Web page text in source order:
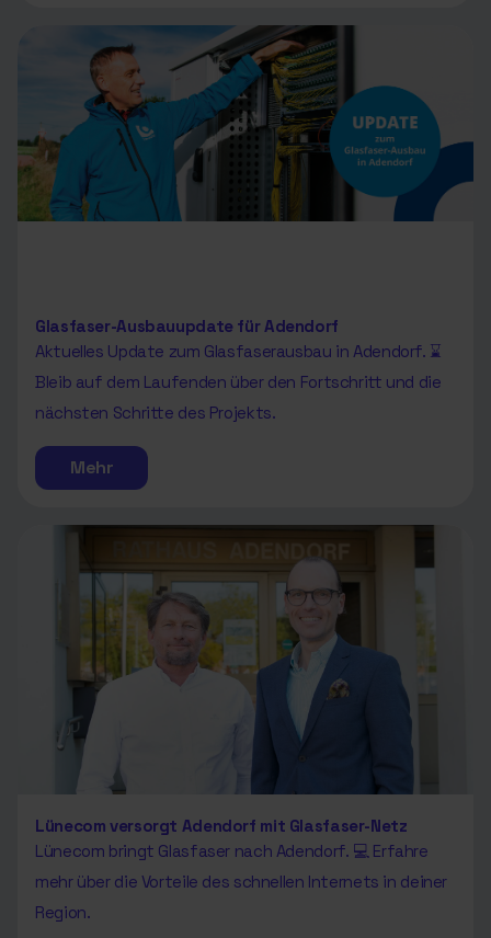
Glasfaser-Ausbauupdate für Adendorf
Aktuelles Update zum Glasfaserausbau in Adendorf. ⌛
Bleib auf dem Laufenden über den Fortschritt und die
nächsten Schritte des Projekts.
Mehr
Lünecom versorgt Adendorf mit Glasfaser-Netz
Lünecom bringt Glasfaser nach Adendorf. 💻 Erfahre
mehr über die Vorteile des schnellen Internets in deiner
Region.